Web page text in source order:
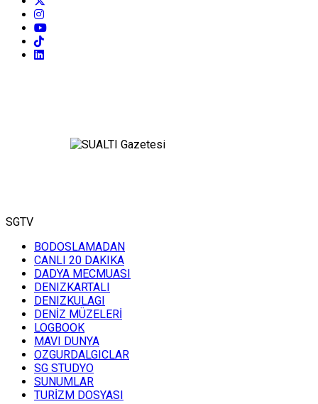
SGTV
BODOSLAMADAN
CANLI 20 DAKIKA
DADYA MECMUASI
DENIZKARTALI
DENIZKULAGI
DENİZ MÜZELERİ
LOGBOOK
MAVI DUNYA
OZGURDALGICLAR
SG STUDYO
SUNUMLAR
TURİZM DOSYASI